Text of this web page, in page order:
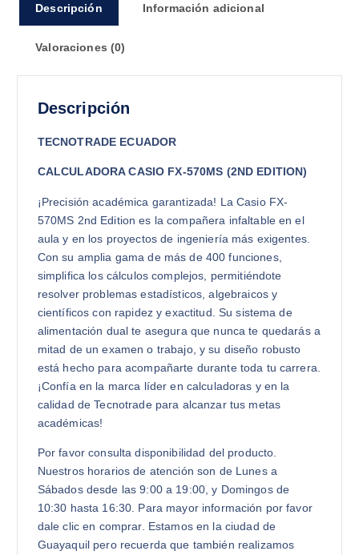
Descripción Información adicional
Valoraciones (0)
Descripción
TECNOTRADE ECUADOR
CALCULADORA CASIO FX-570MS (2ND EDITION)
¡Precisión académica garantizada! La Casio FX-
570MS 2nd Edition es la compañera infaltable en el
aula y en los proyectos de ingeniería más exigentes.
Con su amplia gama de más de 400 funciones,
simplifica los cálculos complejos, permitiéndote
resolver problemas estadísticos, algebraicos y
científicos con rapidez y exactitud. Su sistema de
alimentación dual te asegura que nunca te quedarás a
mitad de un examen o trabajo, y su diseño robusto
está hecho para acompañarte durante toda tu carrera.
¡Confía en la marca líder en calculadoras y en la
calidad de Tecnotrade para alcanzar tus metas
académicas!
Por favor consulta disponibilidad del producto.
Nuestros horarios de atención son de Lunes a
Sábados desde las 9:00 a 19:00, y Domingos de
10:30 hasta 16:30. Para mayor información por favor
dale clic en comprar. Estamos en la ciudad de
Guayaquil pero recuerda que también realizamos